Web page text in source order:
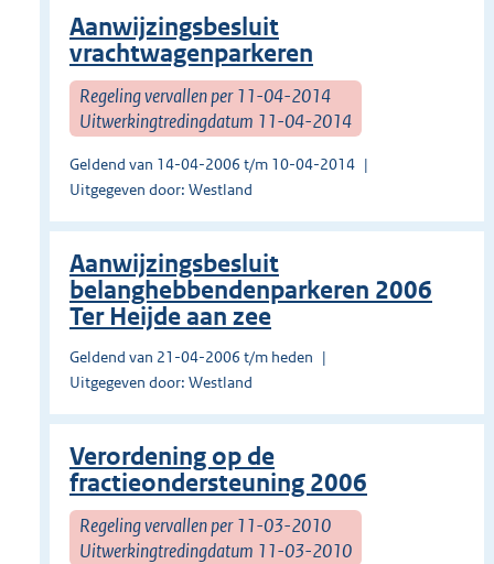
Aanwijzingsbesluit
vrachtwagenparkeren
Regeling vervallen per 11-04-2014
Uitwerkingtredingdatum 11-04-2014
Geldend van 14-04-2006 t/m 10-04-2014
Uitgegeven door: Westland
Aanwijzingsbesluit
belanghebbendenparkeren 2006
Ter Heijde aan zee
Geldend van 21-04-2006 t/m heden
Uitgegeven door: Westland
Verordening op de
fractieondersteuning 2006
Regeling vervallen per 11-03-2010
Uitwerkingtredingdatum 11-03-2010